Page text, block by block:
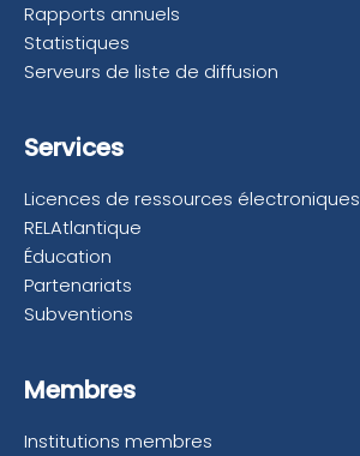
Rapports annuels
Statistiques
Serveurs de liste de diffusion
Services
Licences de ressources électroniques
RELAtlantique
Éducation
Partenariats
Subventions
Membres
Institutions membres